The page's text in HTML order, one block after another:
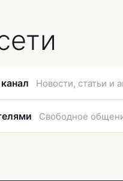
Новости, статьи и
Свободное